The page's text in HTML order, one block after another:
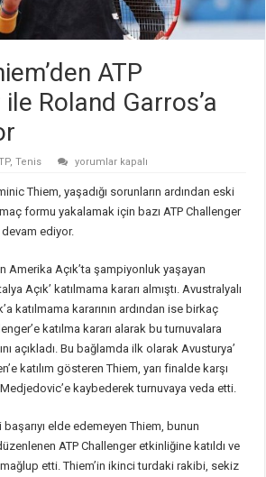
ATP
Roland Garros’a
,Tenis
Dominic
ATP
Challenger
ile
Roland
yorumlar kapalı
Thiem, yaşadığı sorunların ardından eski
formu yakalamak için bazı ATP Challenger
ediyor.
Amerika Açık’ta şampiyonluk yaşayan
Açık’ katılmama kararı almıştı. Avustralyalı
katılmama kararının ardından ise birkaç
katılma kararı alarak bu turnuvalara
açıkladı. Bu bağlamda ilk olarak Avusturya’
katılım gösteren Thiem, yarı finalde karşı
kaybederek turnuvaya veda etti.
elde edemeyen Thiem, bunun
ATP Challenger etkinliğine katıldı ve
etti. Thiem’in ikinci turdaki rakibi, sekiz